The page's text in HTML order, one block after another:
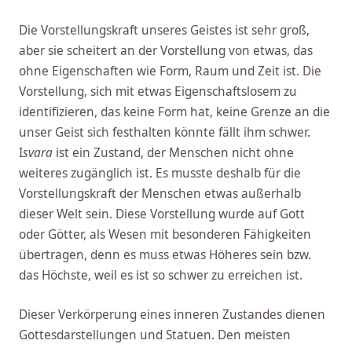
Die Vorstellungskraft unseres Geistes ist sehr groß,
aber sie scheitert an der Vorstellung von etwas, das
ohne Eigenschaften wie Form, Raum und Zeit ist. Die
Vorstellung, sich mit etwas Eigenschaftslosem zu
identifizieren, das keine Form hat, keine Grenze an die
unser Geist sich festhalten könnte fällt ihm schwer.
Isvara ist ein Zustand, der Menschen nicht ohne
weiteres zugänglich ist. Es musste deshalb für die
Vorstellungskraft der Menschen etwas außerhalb
dieser Welt sein. Diese Vorstellung wurde auf Gott
oder Götter, als Wesen mit besonderen Fähigkeiten
übertragen, denn es muss etwas Höheres sein bzw.
das Höchste, weil es ist so schwer zu erreichen ist.
Dieser Verkörperung eines inneren Zustandes dienen
Gottesdarstellungen und Statuen. Den meisten